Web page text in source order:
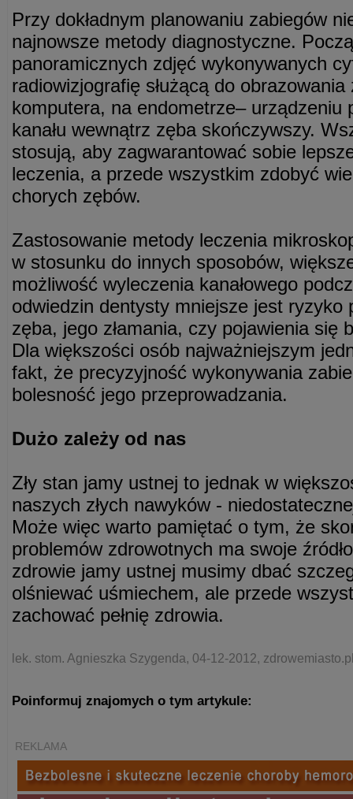
Przy dokładnym planowaniu zabiegów
najnowsze metody diagnostyczne.
panoramicznych zdjęć wykonywanych
radiowizjografię służącą do
komputera, na endometrze– urządzeniu
kanału wewnątrz zęba skończywszy.
stosują, aby zagwarantować sobie
leczenia, a przede wszystkim zdobyć
chorych zębów.
Zastosowanie metody leczenia
w stosunku do innych sposobów,
możliwość wyleczenia kanałowego
odwiedzin dentysty mniejsze jest ryzyko
zęba, jego złamania, czy pojawienia się
Dla większości osób najważniejszym
fakt, że precyzyjność wykonywania
bolesność jego przeprowadzania.
Dużo zależy od nas
Zły stan jamy ustnej to jednak w
naszych złych nawyków -
Może więc warto pamiętać o tym, że
problemów zdrowotnych ma swoje
zdrowie jamy ustnej musimy dbać
olśniewać uśmiechem, ale przede
zachować pełnię zdrowia.
lek. stom. Agnieszka Szygenda, 04-12-2012,
Poinformuj znajomych o tym artykule:
REKLAMA